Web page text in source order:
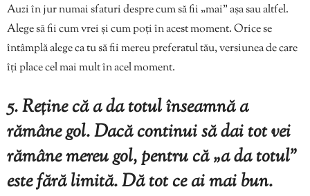
Auzi în jur numai sfaturi despre cum să fii „mai” așa sau altfel.
Alege să fii cum vrei și cum poți în acest moment. Orice se
întâmplă alege ca tu să fii mereu preferatul tău, versiunea de care
îți place cel mai mult în acel moment.
5. Reține că a da totul înseamnă a
rămâne gol. Dacă continui să dai tot vei
rămâne mereu gol, pentru că „a da totul”
este fără limită. Dă tot ce ai mai bun.